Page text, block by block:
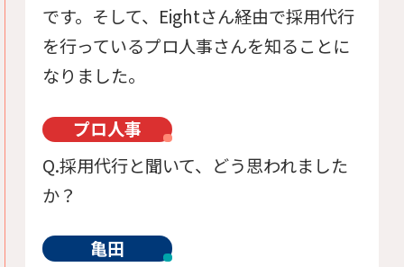
です。そして、Eightさん経由で採用代行
を行っているプロ人事さんを知ることに
なりました。
プロ人事
Q.採用代行と聞いて、どう思われました
か？
亀田